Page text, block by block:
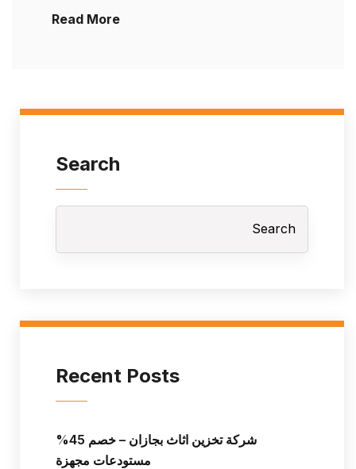
Search
Search
Recent Posts
شركة تخزين اثاث بجازان – خصم 45%
مستودعات مجهزة
Read More